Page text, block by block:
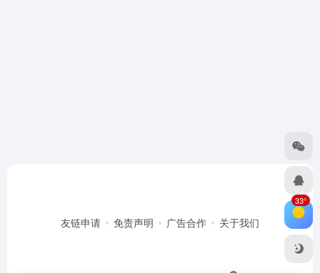
友链申请 免责声明 广告合作 关于我们
33°